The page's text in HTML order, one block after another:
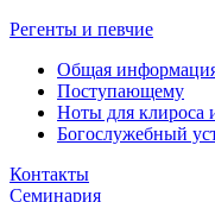
Регенты и певчие
Общая
Поступающему
Ноты для клироса
Богослужебный
Контакты
Семинария